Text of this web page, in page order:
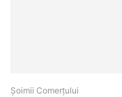
Șoimii Comerțului